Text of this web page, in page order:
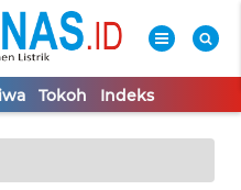
Tokoh Indeks